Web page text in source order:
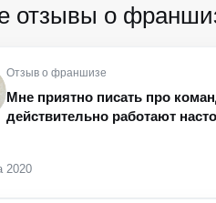
отзывы о
Отзыв о франшизе
Мне приятно писать про
действительно работают
2020